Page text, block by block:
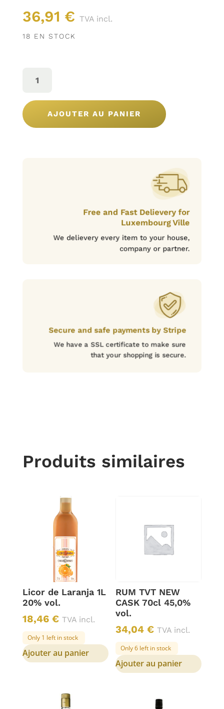
36,91 € TVA incl.
18 EN STOCK
CANNING
´S
0,70L
AJOUTER AU PANIER
Free and Fast Delievery for
Luxembourg Ville
We delievery every item to your house,
company or partner.
Secure and safe payments by Stripe
We have a SSL certificate to make sure
that your shopping is secure.
Produits similaires
Licor de Laranja 1L
20% vol.
18,46 € TVA incl.
Only 1 left in stock
Ajouter au panier
RUM TVT NEW
CASK 70cl 45,0%
vol.
34,04€ TVA incl.
Only 6 left in stock
Ajouter au panier